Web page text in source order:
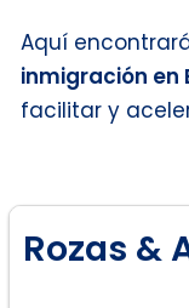
Aquí
inmigración en
facilitar y
Rozas &